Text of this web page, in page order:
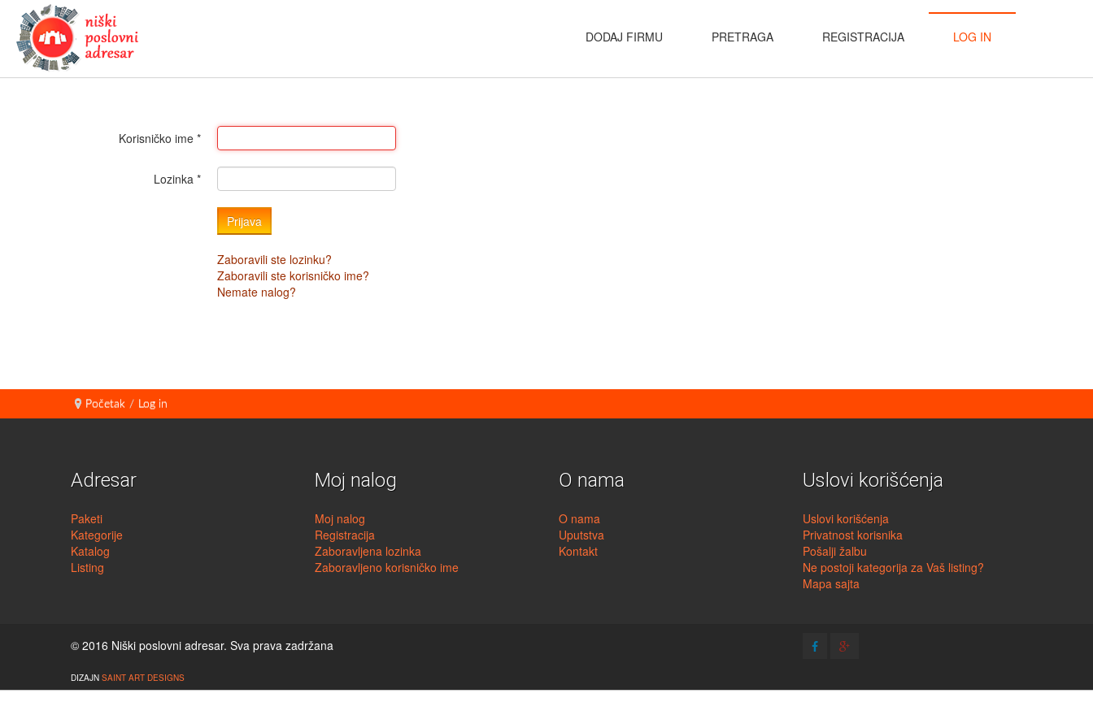
DODAJ FIRMU PRETRAGA REGISTRACIJA LOG IN
Korisničko ime *
Lozinka *
Prijava
Zaboravili ste lozinku?
Zaboravili ste korisničko ime?
Nemate nalog?
Početak / Log in
Adresar
Paketi
Kategorije
Katalog
Listing
Moj nalog
Moj nalog
Registracija
Zaboravljena lozinka
Zaboravljeno korisničko ime
O nama
O nama
Uputstva
Kontakt
Uslovi korišćenja
Uslovi korišćenja
Privatnost korisnika
Pošalji žalbu
Ne postoji kategorija za Vaš listing?
Mapa sajta
© 2016 Niški poslovni adresar. Sva prava zadržana
DIZAJN SAINT ART DESIGNS